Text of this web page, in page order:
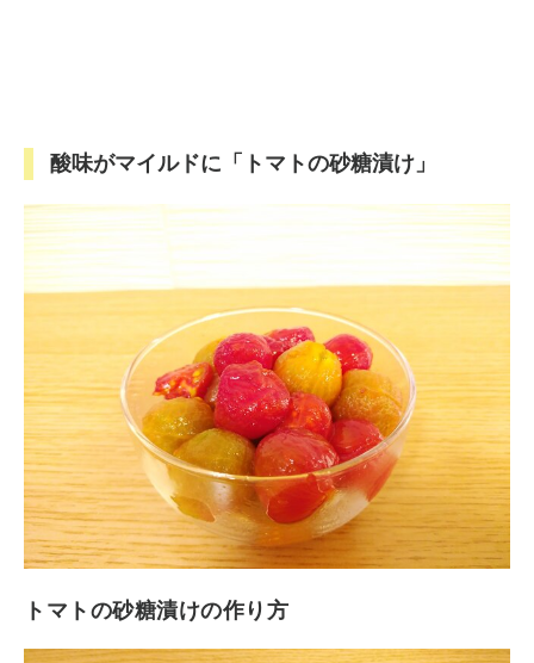
酸味がマイルドに「トマトの砂糖漬け」
トマトの砂糖漬けの作り方